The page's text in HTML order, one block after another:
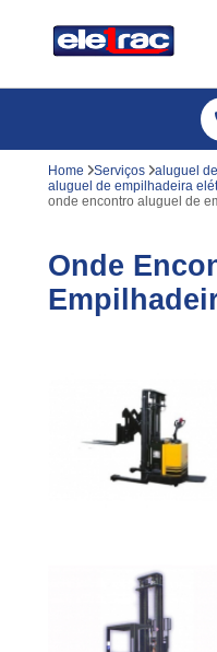
Home Serviços
aluguel
aluguel de empilhadeira
onde encontro aluguel de
Onde